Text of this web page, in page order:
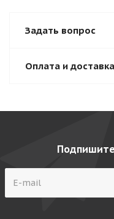
Задать вопрос
Оплата и доставка